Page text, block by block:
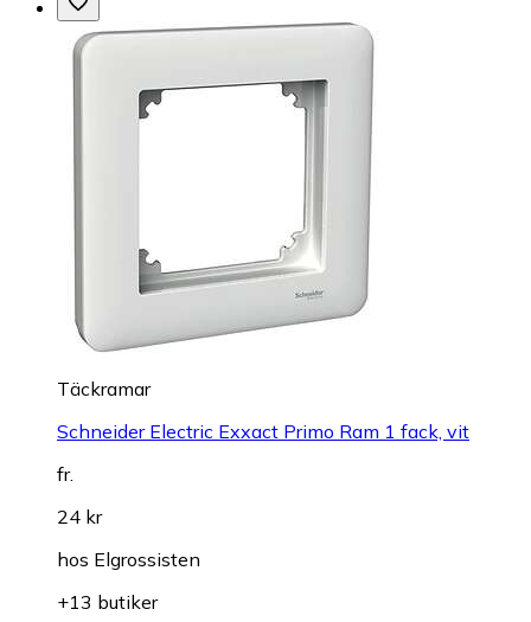
Täckramar
Schneider Electric Exxact Primo Ram 1 fack, vit
fr.
24 kr
hos Elgrossisten
+13 butiker